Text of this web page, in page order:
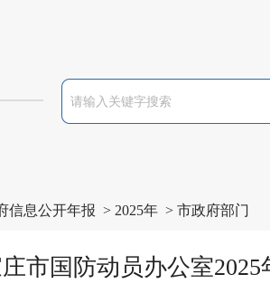
信息公开年报 > 2025年 > 市政府部门
市国防动员办公室